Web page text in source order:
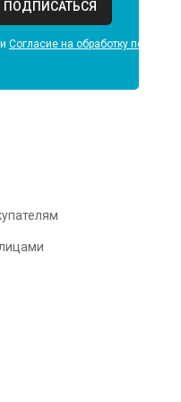
ПОДПИСАТЬСЯ
Согласие на обработку